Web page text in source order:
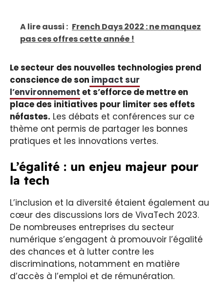
A lire aussi : French Days 2022 : ne manquez
pas ces offres cette année !
Le secteur des nouvelles technologies prend
conscience de son impact sur
l’environnement et s’efforce de mettre en
place des initiatives pour limiter ses effets
néfastes. Les débats et conférences sur ce
thème ont permis de partager les bonnes
pratiques et les innovations vertes.
L’égalité : un enjeu majeur pour
la tech
L’inclusion et la diversité étaient également au
cœur des discussions lors de VivaTech 2023.
De nombreuses entreprises du secteur
numérique s’engagent à promouvoir l’égalité
des chances et à lutter contre les
discriminations, notamment en matière
d’accès à l’emploi et de rémunération.